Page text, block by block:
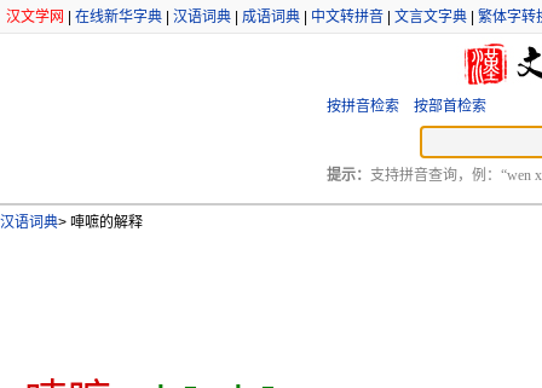
汉文学网 在线新华字典 汉语词典 成语词典 中文转拼音 文言文字典 繁体字转
按拼音检索 按部首检索
提示： 支持拼音查询，例：“wen
汉语词典> 唓嗻的解释